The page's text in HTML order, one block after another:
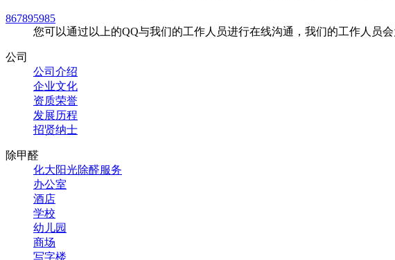
867895985
您可以通过以上的QQ与我们的工作人员进行在线沟通，我们的工作人员
公司
公司介绍
企业文化
资质荣誉
发展历程
招贤纳士
除甲醛
化大阳光除醛服务
办公室
酒店
学校
幼儿园
商场
写字楼